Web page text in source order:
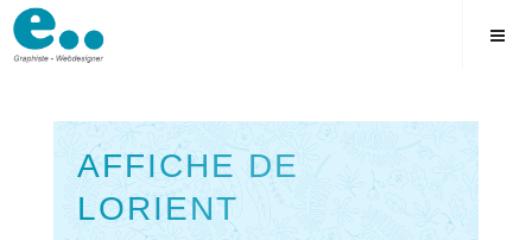
Skip
to
AFFICHE DE
LORIENT